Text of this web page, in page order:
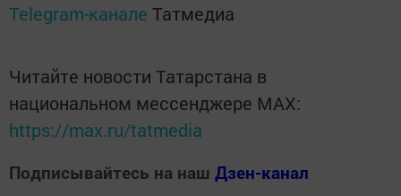
Telegram-канале Татмедиа
Читайте новости Татарстана в
национальном мессенджере MАХ:
https://max.ru/tatmedia
Подписывайтесь на наш Дзен-канал